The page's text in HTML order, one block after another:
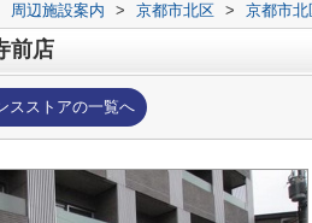
周辺施設案内 > 京都市北区 > 京都市
前店
スストアの一覧へ